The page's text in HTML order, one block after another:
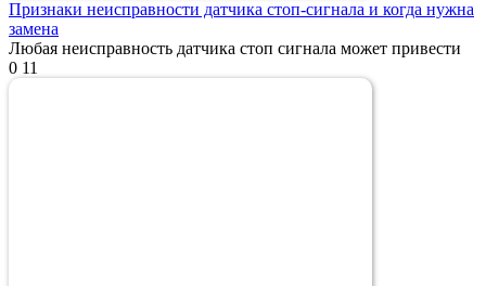
Признаки неисправности датчика стоп-сигнала и когда нужна
замена
Любая неисправность датчика стоп сигнала может привести
0 11